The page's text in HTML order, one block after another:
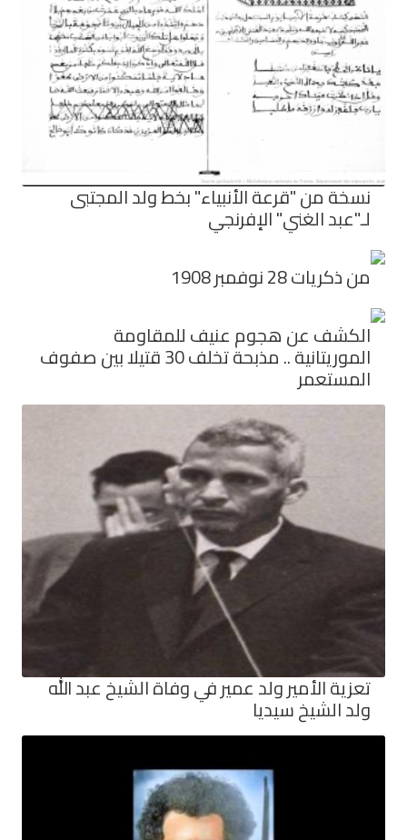
نسخة من "قرعة الأنبياء" بخط ولد المجتبى
لـ"عبد الغني" الإفرنجي
من ذكريات 28 نوفمبر 1908
الكشف عن هجوم عنيف للمقاومة
الموريتانية .. مذبحة تخلف 30 قتيلا بين صفوف
المستعمر
تعزية الأمير ولد عمير في وفاة الشيخ عبد الله
ولد الشيخ سيديا